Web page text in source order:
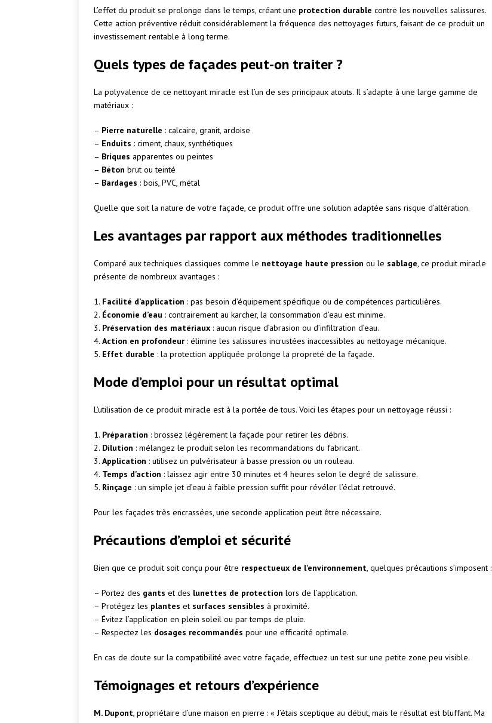
L’effet du produit se prolonge dans le temps, créant une protection durable contre les nouvelles salissures.
Cette action préventive réduit considérablement la fréquence des nettoyages futurs, faisant de ce produit un
investissement rentable à long terme.
Quels types de façades peut-on traiter ?
La polyvalence de ce nettoyant miracle est l’un de ses principaux atouts. Il s’adapte à une large gamme de
matériaux :
– Pierre naturelle : calcaire, granit, ardoise
– Enduits : ciment, chaux, synthétiques
– Briques apparentes ou peintes
– Béton brut ou teinté
– Bardages : bois, PVC, métal
Quelle que soit la nature de votre façade, ce produit offre une solution adaptée sans risque d’altération.
Les avantages par rapport aux méthodes traditionnelles
Comparé aux techniques classiques comme le nettoyage haute pression ou le sablage, ce produit miracle
présente de nombreux avantages :
1. Facilité d’application : pas besoin d’équipement spécifique ou de compétences particulières.
2. Économie d’eau : contrairement au karcher, la consommation d’eau est minime.
3. Préservation des matériaux : aucun risque d’abrasion ou d’infiltration d’eau.
4. Action en profondeur : élimine les salissures incrustées inaccessibles au nettoyage mécanique.
5. Effet durable : la protection appliquée prolonge la propreté de la façade.
Mode d’emploi pour un résultat optimal
L’utilisation de ce produit miracle est à la portée de tous. Voici les étapes pour un nettoyage réussi :
1. Préparation : brossez légèrement la façade pour retirer les débris.
2. Dilution : mélangez le produit selon les recommandations du fabricant.
3. Application : utilisez un pulvérisateur à basse pression ou un rouleau.
4. Temps d’action : laissez agir entre 30 minutes et 4 heures selon le degré de salissure.
5. Rinçage : un simple jet d’eau à faible pression suffit pour révéler l’éclat retrouvé.
Pour les façades très encrassées, une seconde application peut être nécessaire.
Précautions d’emploi et sécurité
Bien que ce produit soit conçu pour être respectueux de l’environnement, quelques précautions s’imposent :
– Portez des gants et des lunettes de protection lors de l’application.
– Protégez les plantes et surfaces sensibles à proximité.
– Évitez l’application en plein soleil ou par temps de pluie.
– Respectez les dosages recommandés pour une efficacité optimale.
En cas de doute sur la compatibilité avec votre façade, effectuez un test sur une petite zone peu visible.
Témoignages et retours d’expérience
M. Dupont, propriétaire d’une maison en pierre : « J’étais sceptique au début, mais le résultat est bluffant. Ma